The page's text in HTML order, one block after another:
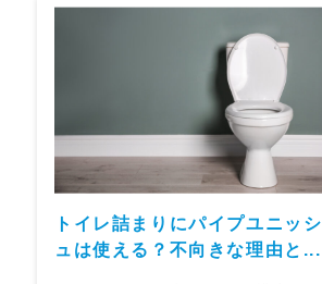
トイレ詰まりにパイプユニッシ
ュは使える？不向きな理由と...